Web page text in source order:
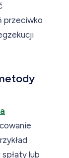
przeciwko
lub